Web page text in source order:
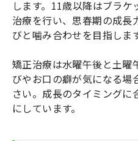
します。11歳以降はブラ
治療を行い、思春期の成長
びと噛み合わせを目指します
矯正治療は水曜午後と土曜
びやお口の癖が気になる場
さい。成長のタイミングに
にしています。